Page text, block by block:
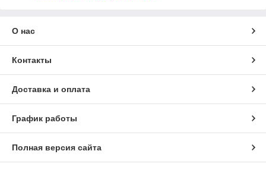
О нас
Контакты
Доставка и оплата
График работы
Полная версия сайта